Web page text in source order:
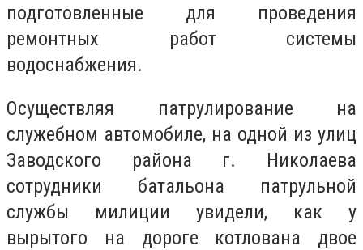
подготовленные для проведения
ремонтных работ системы
водоснабжения.
Осуществляя патрулирование на
служебном автомобиле, на одной из улиц
Заводского района г. Николаева
сотрудники батальона патрульной
службы милиции увидели, как у
вырытого на дороге котлована двое